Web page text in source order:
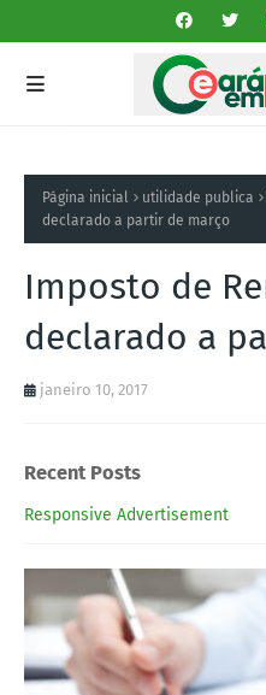
Página inicial utilidade publica
declarado a partir de março
Imposto de
declarado a
janeiro 10, 2017
Recent Posts
Responsive Advertisement